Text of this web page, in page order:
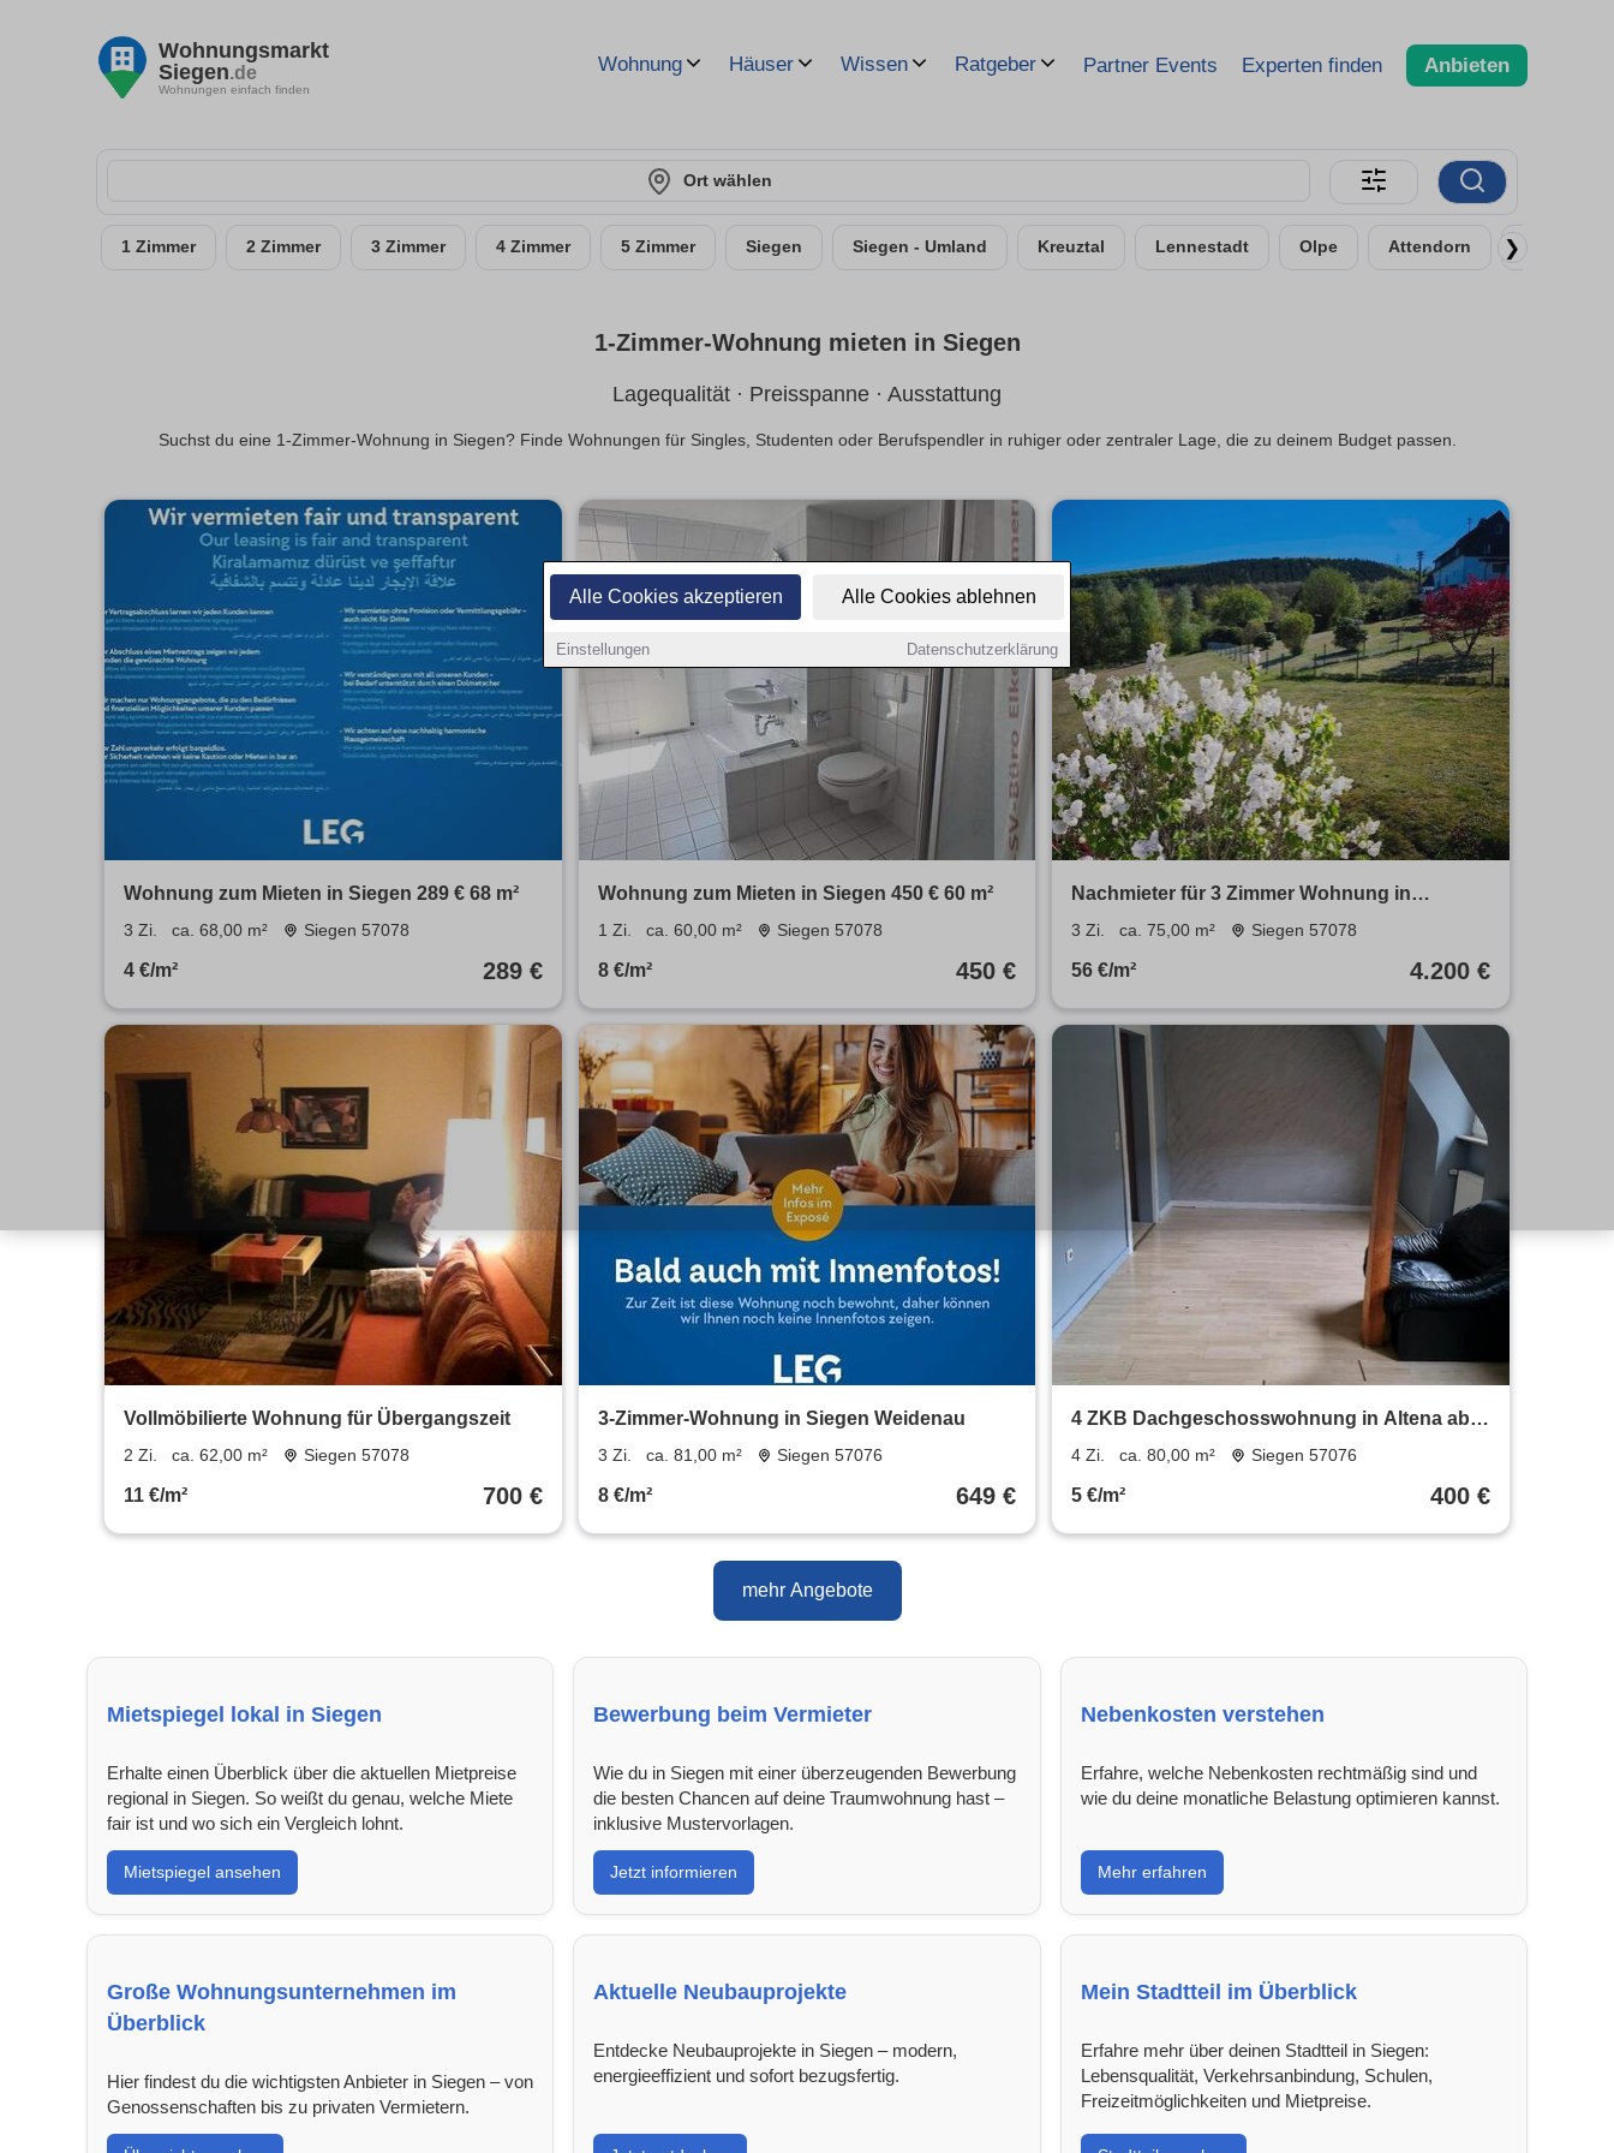
Alle Cookies akzeptieren Alle Cookies ablehnen
Einstellungen Datenschutzerklärung
Wohnungsmarkt
Siegen.de
Wohnungen einfach finden
Wohnung Häuser Wissen Ratgeber Partner Events Experten finden Anbieten
Ort wählen
1 Zimmer 2 Zimmer 3 Zimmer 4 Zimmer 5 Zimmer Siegen Siegen - Umland Kreuztal Lennestadt Olpe Attendorn ❯
1-Zimmer-Wohnung mieten in Siegen
Lagequalität · Preisspanne · Ausstattung
Suchst du eine 1-Zimmer-Wohnung in Siegen? Finde Wohnungen für Singles, Studenten oder Berufspendler in ruhiger oder zentraler Lage, die zu deinem Budget passen.
Wohnung zum Mieten in Siegen 289 € 68 m²
3 Zi. ca. 68,00 m² Siegen 57078
4 €/m² 289 €
Wohnung zum Mieten in Siegen 450 € 60 m²
1 Zi. ca. 60,00 m² Siegen 57078
8 €/m² 450 €
Nachmieter für 3 Zimmer Wohnung in
Geisweid
3 Zi. ca. 75,00 m² Siegen 57078
56 €/m² 4.200 €
Vollmöbilierte Wohnung für Übergangszeit
2 Zi. ca. 62,00 m² Siegen 57078
11 €/m² 700 €
3-Zimmer-Wohnung in Siegen Weidenau
3 Zi. ca. 81,00 m² Siegen 57076
8 €/m² 649 €
4 ZKB Dachgeschosswohnung in Altena ab
sofort
4 Zi. ca. 80,00 m² Siegen 57076
5 €/m² 400 €
mehr Angebote
Mietspiegel lokal in Siegen
Erhalte einen Überblick über die aktuellen Mietpreise
regional in Siegen. So weißt du genau, welche Miete
fair ist und wo sich ein Vergleich lohnt.
Mietspiegel ansehen
Bewerbung beim Vermieter
Wie du in Siegen mit einer überzeugenden Bewerbung
die besten Chancen auf deine Traumwohnung hast –
inklusive Mustervorlagen.
Jetzt informieren
Nebenkosten verstehen
Erfahre, welche Nebenkosten rechtmäßig sind und
wie du deine monatliche Belastung optimieren kannst.
Mehr erfahren
Große Wohnungsunternehmen im
Überblick
Hier findest du die wichtigsten Anbieter in Siegen – von
Genossenschaften bis zu privaten Vermietern.
Aktuelle Neubauprojekte
Entdecke Neubauprojekte in Siegen – modern,
energieeffizient und sofort bezugsfertig.
Mein Stadtteil im Überblick
Erfahre mehr über deinen Stadtteil in Siegen:
Lebensqualität, Verkehrsanbindung, Schulen,
Freizeitmöglichkeiten und Mietpreise.